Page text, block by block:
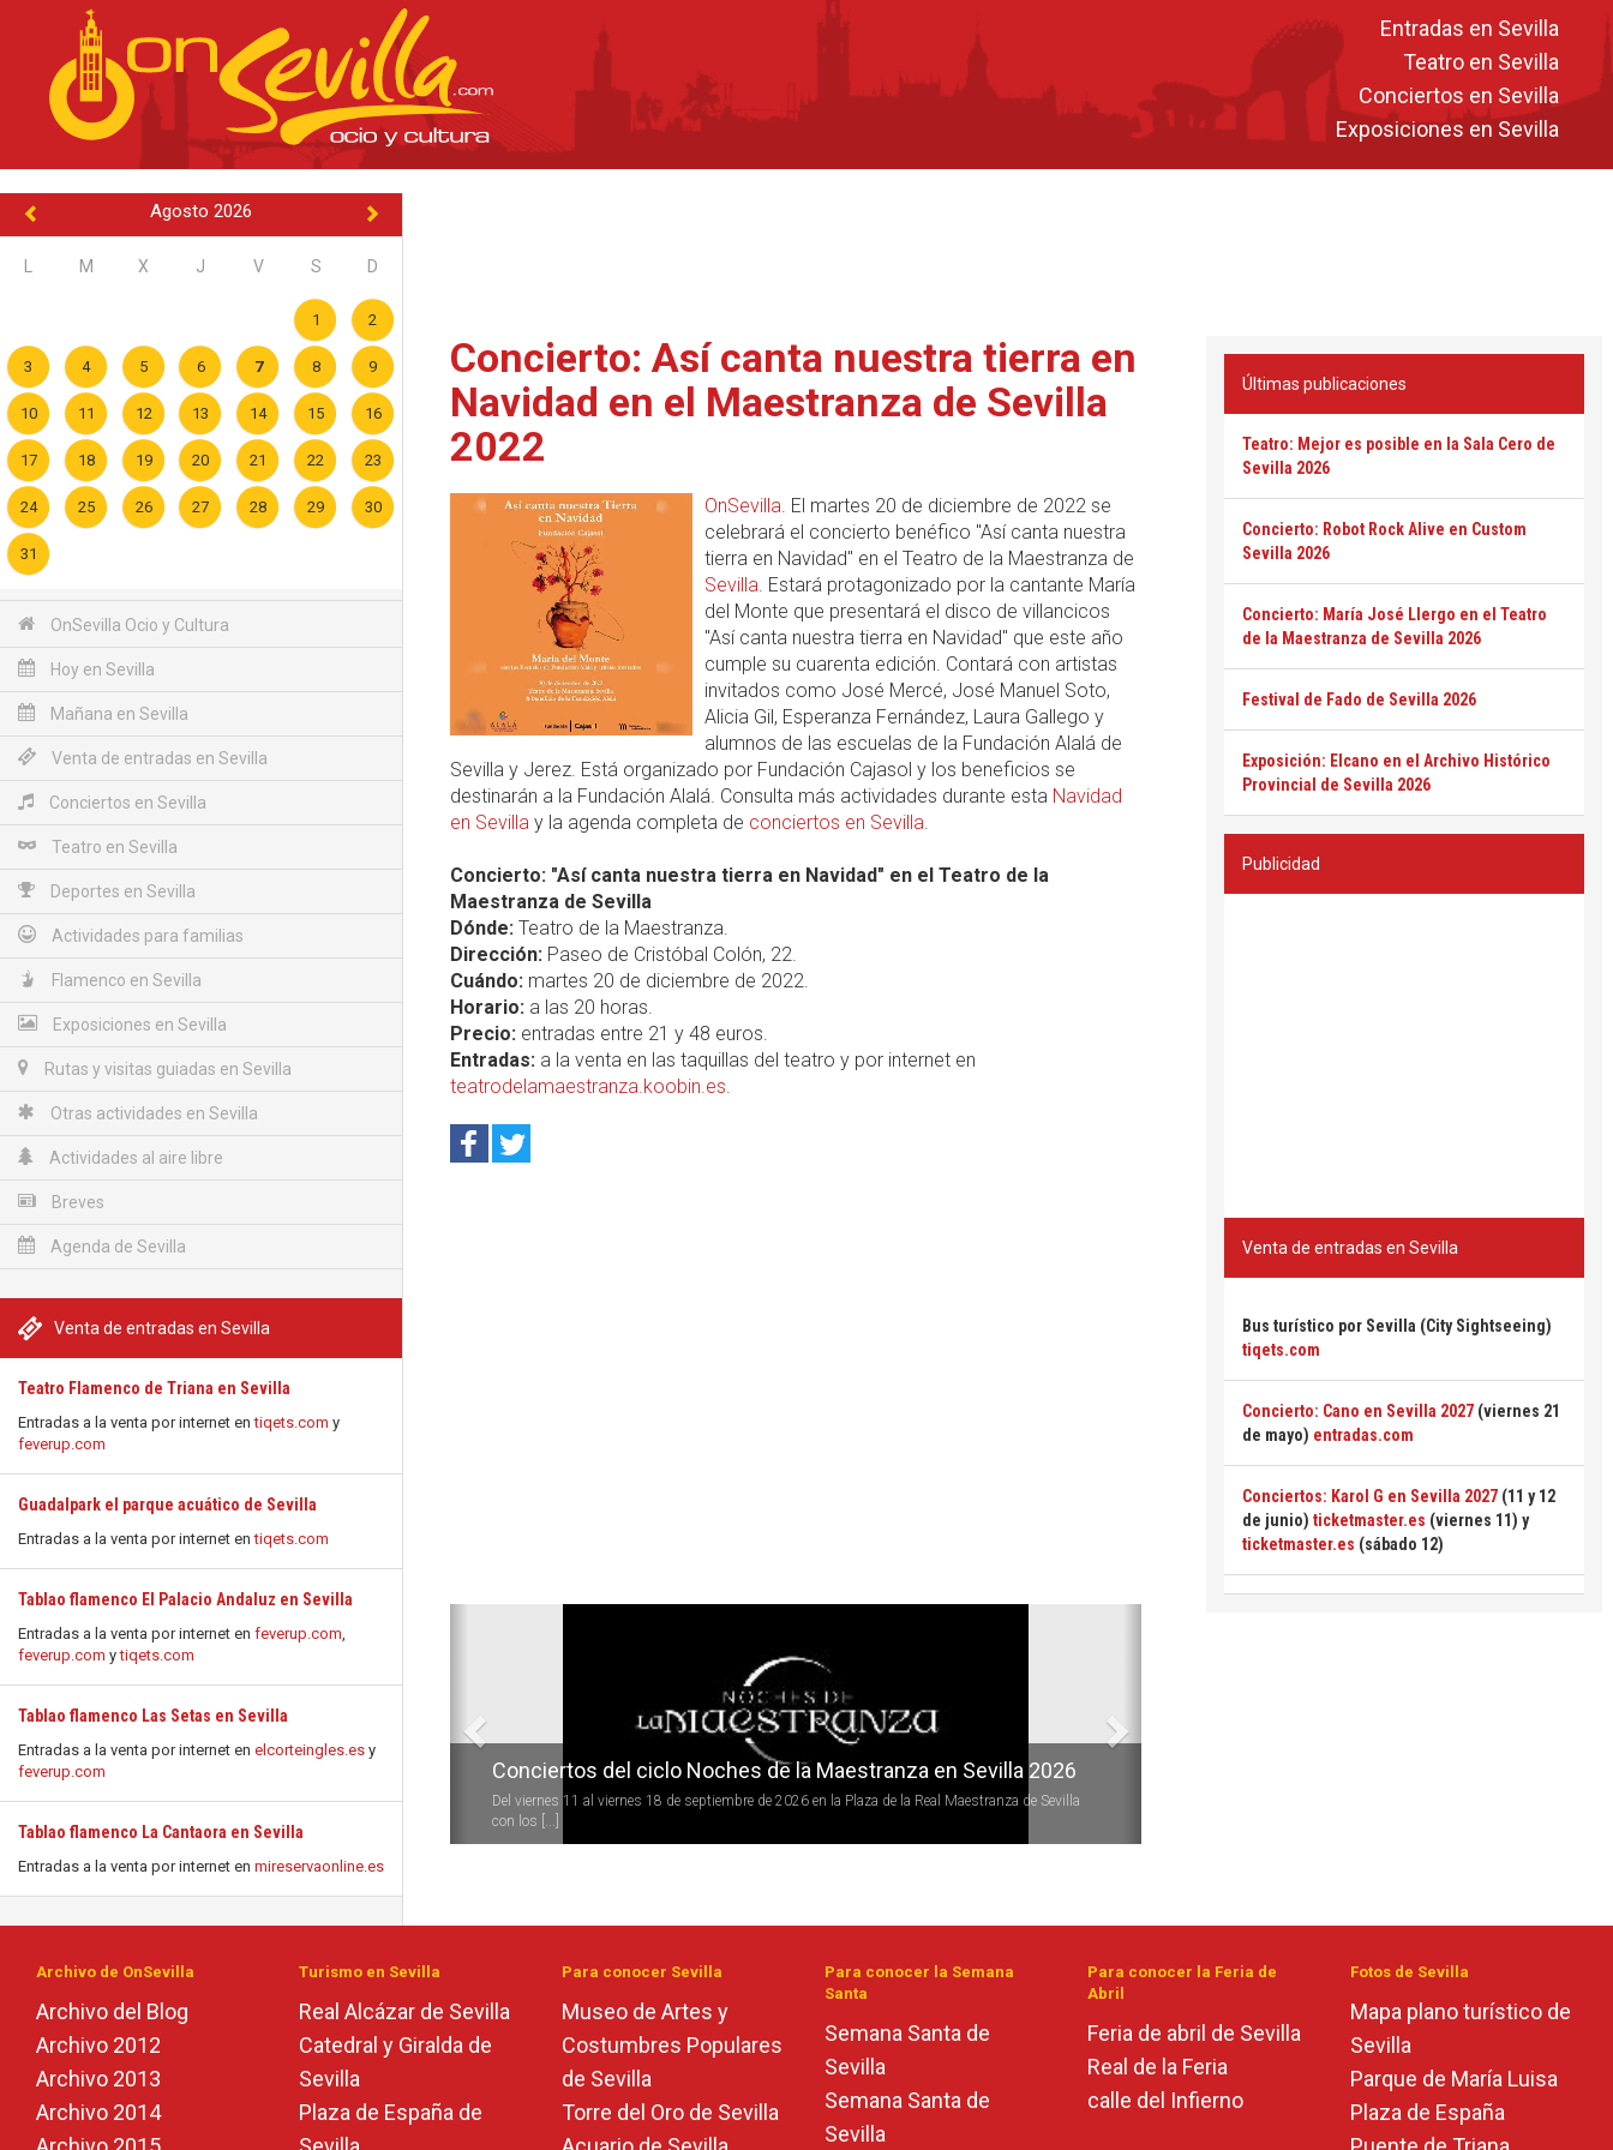
Entradas en Sevilla
Teatro en Sevilla
Conciertos en Sevilla
Exposiciones en Sevilla
Agosto 2026
M X J V S D
1 2
3 4 5 6 7 8 9
10 11 12 13 14 15 16
17 18 19 20 21 22 23
24 25 26 27 28 29 30
31
OnSevilla Ocio y Cultura
Hoy en Sevilla
Mañana en Sevilla
Venta de entradas en Sevilla
Conciertos en Sevilla
Teatro en Sevilla
Deportes en Sevilla
Actividades para familias
Flamenco en Sevilla
Exposiciones en Sevilla
Rutas y visitas guiadas en Sevilla
Otras actividades en Sevilla
Actividades al aire libre
Breves
Agenda de Sevilla
Venta de entradas en Sevilla
Teatro Flamenco de Triana en Sevilla
Entradas a la venta por internet entiqets.com y
feverup.com
Guadalpark el parque acuático de Sevilla
Entradas a la venta por internet entiqets.com
Tablao flamenco El Palacio Andaluz en Sevilla
Entradas a la venta por internet en feverup.com,
feverup.com ytiqets.com
Tablao flamenco Las Setas en Sevilla
Entradas a la venta por internet en elcorteingles.es y
feverup.com
Tablao flamenco La Cantaora en Sevilla
Entradas a la venta por internet en mireservaonline.es
Concierto: Así canta nuestra tierra en
Navidad en el Maestranza de Sevilla
2022
OnSevilla. El martes 20 de diciembre de 2022 se
celebrará el concierto benéfico "Así canta nuestra
tierra en Navidad" en el Teatro de la Maestranza de
Sevilla. Estará protagonizado por la cantante María
del Monte que presentará el disco de villancicos
"Así canta nuestra tierra en Navidad" que este año
cumple su cuarenta edición. Contará con artistas
invitados como José Mercé, José Manuel Soto,
Alicia Gil, Esperanza Fernández, Laura Gallego y
alumnos de las escuelas de la Fundación Alalá de
Sevilla y Jerez. Está organizado por Fundación Cajasol y los beneficios se
destinarán a la Fundación Alalá. Consulta más actividades durante esta Navidad
en Sevilla y la agenda completa de conciertos en Sevilla.
Concierto: "Así canta nuestra tierra en Navidad" en el Teatro de la
Maestranza de Sevilla
Dónde: Teatro de la Maestranza.
Dirección: Paseo de Cristóbal Colón, 22.
Cuándo: martes 20 de diciembre de 2022.
Horario: a las 20 horas.
Precio: entradas entre 21 y 48 euros.
Entradas: a la venta en las taquillas del teatro y por internet en
teatrodelamaestranza.koobin.es.
Conciertos del ciclo Noches de la Maestranza en Sevilla 2026
Del viernes 11 al viernes 18 de septiembre de 2026 en la Plaza de la Real Maestranza de Sevilla
con los [...]
Últimas publicaciones
Teatro: Mejor es posible en la Sala Cero de
Sevilla 2026
Concierto: Robot Rock Alive en Custom
Sevilla 2026
Concierto: María José Llergo en el Teatro
de la Maestranza de Sevilla 2026
Festival de Fado de Sevilla 2026
Exposición: Elcano en el Archivo Histórico
Provincial de Sevilla 2026
Publicidad
Venta de entradas en Sevilla
Bus turístico por Sevilla (City Sightseeing)
tiqets.com
Concierto: Cano en Sevilla 2027 (viernes 21
de mayo) entradas.com
Conciertos: Karol G en Sevilla 2027 (11 y 12
de junio) ticketmaster.es (viernes 11) y
ticketmaster.es (sábado 12)
Archivo de OnSevilla
Archivo del Blog
Archivo 2012
Archivo 2013
Archivo 2014
Turismo en Sevilla
Real Alcázar de Sevilla
Catedral y Giralda de
Sevilla
Plaza de España de
Para conocer Sevilla
Museo de Artes y
Costumbres Populares
de Sevilla
Torre del Oro de Sevilla
Para conocer la Semana
Santa
Semana Santa de
Sevilla
Semana Santa de
Sevilla
Para conocer la Feria de
Abril
Feria de abril de Sevilla
Real de la Feria
calle del Infierno
Fotos de Sevilla
Mapa plano turístico de
Sevilla
Parque de María Luisa
Plaza de España